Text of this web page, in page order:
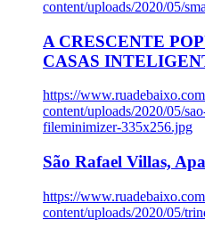
content/uploads/2020/05/
A CRESCENTE
CASAS
https://
content/uploads/2020/05/
fileminimizer-335x256.jpg
São Rafael Villas,
https://
content/uploads/2020/05/